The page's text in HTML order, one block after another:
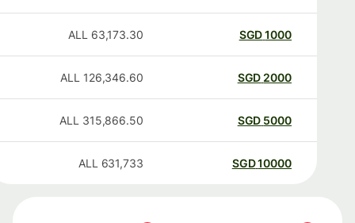
1000
SGD
63,173.30
ALL
2000
SGD
126,346.60
ALL
5000
SGD
315,866.50
ALL
10000
SGD
631,733
ALL